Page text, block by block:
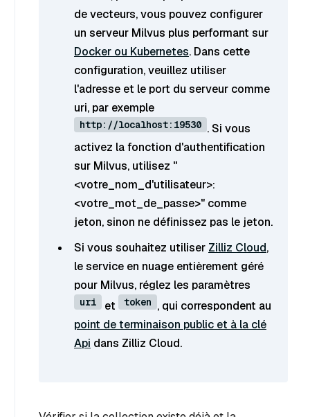
de vecteurs, vous pouvez configurer
un serveur Milvus plus performant sur
Docker ou Kubernetes. Dans cette
configuration, veuillez utiliser
l'adresse et le port du serveur comme
uri, par exemple
http://localhost:19530 . Si vous
activez la fonction d'authentification
sur Milvus, utilisez "
<votre_nom_d'utilisateur>:
<votre_mot_de_passe>" comme
jeton, sinon ne définissez pas le jeton.
Si vous souhaitez utiliser Zilliz Cloud,
le service en nuage entièrement géré
pour Milvus, réglez les paramètres
uri et token , qui correspondent au
point de terminaison public et à la clé
Api dans Zilliz Cloud.